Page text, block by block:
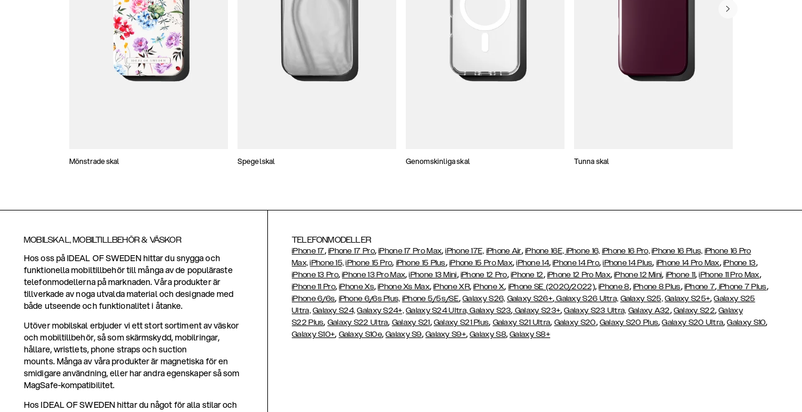
Mönstrade skal Spegelskal Genomskinliga skal Tunna skal
MOBILSKAL, MOBILTILLBEHÖR & VÄSKOR
Hos oss på IDEAL OF SWEDEN hittar du snygga och
funktionella mobiltillbehör till många av de populäraste
telefonmodellerna på marknaden. Våra produkter är
tillverkade av noga utvalda material och designade med
både utseende och funktionalitet i åtanke.
Utöver mobilskal erbjuder vi ett stort sortiment av väskor
och mobiltillbehör, så som skärmskydd, mobilringar,
hållare, wristlets, phone straps och suction
mounts. Många av våra produkter är magnetiska för en
smidigare användning, eller har andra egenskaper så som
MagSafe-kompatibilitet.
Hos IDEAL OF SWEDEN hittar du något för alla stilar och
TELEFONMODELLER
iPhone 17, iPhone 17 Pro,iPhone 17 Pro Max,iPhone 17E, iPhone Air, iPhone 16E, iPhone 16, iPhone 16 Pro, iPhone 16 Plus, iPhone 16 Pro
Max, iPhone 15, iPhone 15 Pro, iPhone 15 Plus, iPhone 15 Pro Max,iPhone 14,iPhone 14 Pro,iPhone 14 Plus, iPhone 14 Pro Max, iPhone 13,
iPhone 13 Pro,iPhone 13 Pro Max,iPhone 13 Mini, iPhone 12 Pro, iPhone 12, iPhone 12 Pro Max,iPhone 12 Mini, iPhone 11,iPhone 11 Pro Max,
iPhone 11 Pro,iPhone Xs,iPhone Xs Max,iPhone XR,iPhone X, iPhone SE (2020/2022),iPhone 8, iPhone 8 Plus, iPhone 7, iPhone 7 Plus,
iPhone 6/6s, iPhone 6/6s Plus, iPhone 5/5s/SE,Galaxy S26, Galaxy S26+,Galaxy S26 Ultra, Galaxy S25, Galaxy S25+,Galaxy S25
Ultra, Galaxy S24, Galaxy S24+, Galaxy S24 Ultra, Galaxy S23, Galaxy S23+,Galaxy S23 Ultra, Galaxy A32, Galaxy S22,Galaxy
S22 Plus, Galaxy S22 Ultra, Galaxy S21, Galaxy S21 Plus, Galaxy S21 Ultra, Galaxy S20, Galaxy S20 Plus,Galaxy S20 Ultra,Galaxy S10,
Galaxy S10+, Galaxy S10e,Galaxy S9, Galaxy S9+,Galaxy S8,Galaxy S8+